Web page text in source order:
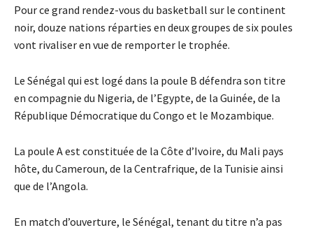
Pour ce grand rendez-vous du basketball sur le continent
noir, douze nations réparties en deux groupes de six poules
vont rivaliser en vue de remporter le trophée.
Le Sénégal qui est logé dans la poule B défendra son titre
en compagnie du Nigeria, de l’Egypte, de la Guinée, de la
République Démocratique du Congo et le Mozambique.
La poule A est constituée de la Côte d’Ivoire, du Mali pays
hôte, du Cameroun, de la Centrafrique, de la Tunisie ainsi
que de l’Angola.
En match d’ouverture, le Sénégal, tenant du titre n’a pas